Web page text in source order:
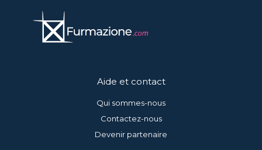
Aide et contact
Qui sommes-nous
Contactez-nous
Devenir partenaire